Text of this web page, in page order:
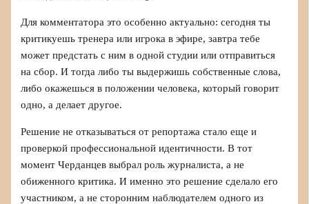
Для комментатора это особенно актуально: сегодня ты
критикуешь тренера или игрока в эфире, завтра тебе
может предстать с ним в одной студии или отправиться
на сбор. И тогда либо ты выдержишь собственные слова,
либо окажешься в положении человека, который говорит
одно, а делает другое.
Решение не отказываться от репортажа стало еще и
проверкой профессиональной идентичности. В тот
момент Черданцев выбрал роль журналиста, а не
обиженного критика. И именно это решение сделало его
участником, а не сторонним наблюдателем одного из